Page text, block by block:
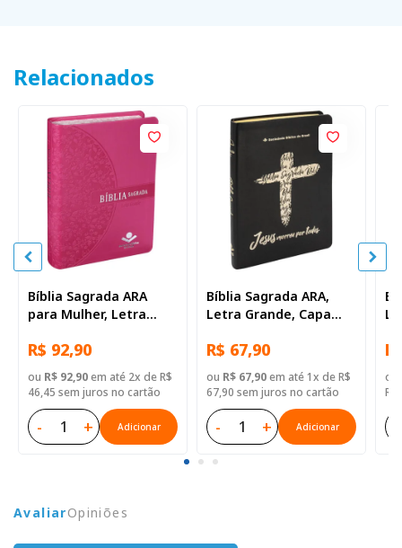
Relacionados
Bíblia Sagrada ARA
para Mulher, Letra
Médio, Capa Couro
Sintético Rosa
R$ 92,90
ou R$ 92,90em até 2x de R$
46,45 sem juros no cartão
- + Adicionar
Bíblia Sagrada ARA,
Letra Grande, Capa
R$ 67,90
ou R$ 67,90em até 1x de R$
67,90 sem juros no cartão
- + Adicionar
ou
R$
AvaliarOpiniões